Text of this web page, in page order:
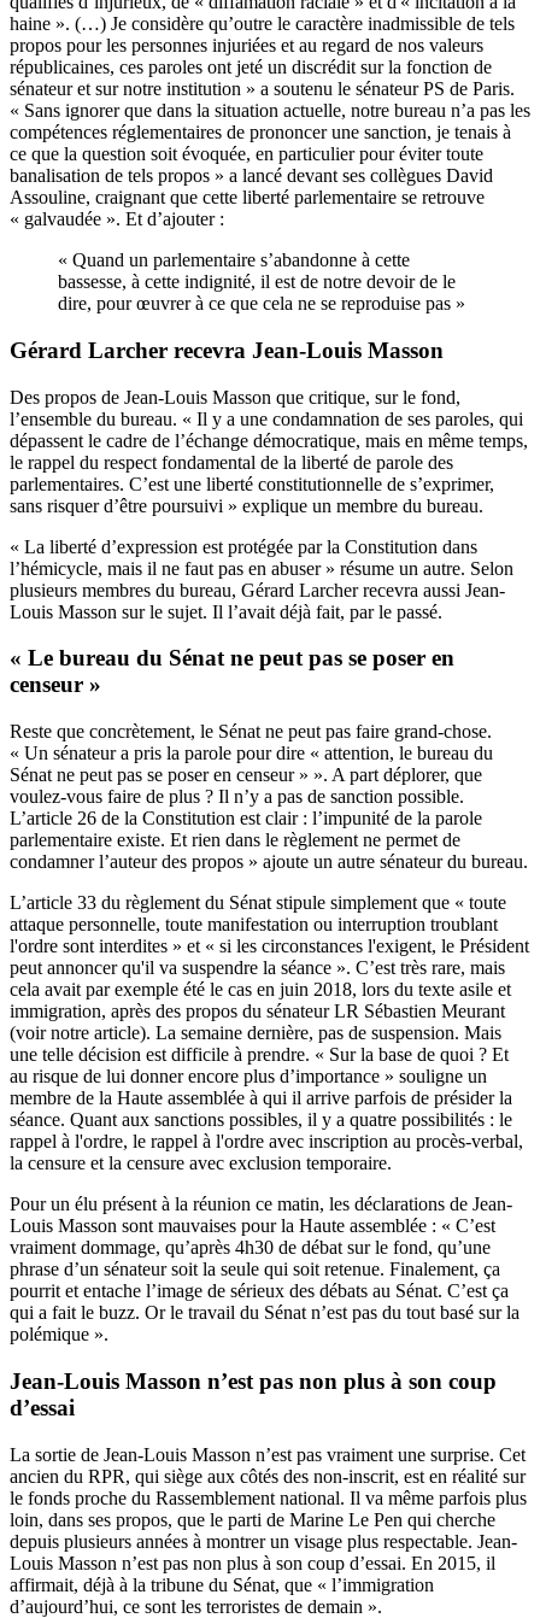
haine ». (…) Je considère qu’outre le caractère inadmissible de tels
propos pour les personnes injuriées et au regard de nos valeurs
républicaines, ces paroles ont jeté un discrédit sur la fonction de
sénateur et sur notre institution » a soutenu le sénateur PS de Paris.
« Sans ignorer que dans la situation actuelle, notre bureau n’a pas les
compétences réglementaires de prononcer une sanction, je tenais à
ce que la question soit évoquée, en particulier pour éviter toute
banalisation de tels propos » a lancé devant ses collègues David
Assouline, craignant que cette liberté parlementaire se retrouve
« galvaudée ». Et d’ajouter :
« Quand un parlementaire s’abandonne à cette
bassesse, à cette indignité, il est de notre devoir de le
dire, pour œuvrer à ce que cela ne se reproduise pas »
Gérard Larcher recevra Jean-Louis Masson
Des propos de Jean-Louis Masson que critique, sur le fond,
l’ensemble du bureau. « Il y a une condamnation de ses paroles, qui
dépassent le cadre de l’échange démocratique, mais en même temps,
le rappel du respect fondamental de la liberté de parole des
parlementaires. C’est une liberté constitutionnelle de s’exprimer,
sans risquer d’être poursuivi » explique un membre du bureau.
« La liberté d’expression est protégée par la Constitution dans
l’hémicycle, mais il ne faut pas en abuser » résume un autre. Selon
plusieurs membres du bureau, Gérard Larcher recevra aussi Jean-
Louis Masson sur le sujet. Il l’avait déjà fait, par le passé.
« Le bureau du Sénat ne peut pas se poser en
censeur »
Reste que concrètement, le Sénat ne peut pas faire grand-chose.
« Un sénateur a pris la parole pour dire « attention, le bureau du
Sénat ne peut pas se poser en censeur » ». A part déplorer, que
voulez-vous faire de plus ? Il n’y a pas de sanction possible.
L’article 26 de la Constitution est clair : l’impunité de la parole
parlementaire existe. Et rien dans le règlement ne permet de
condamner l’auteur des propos » ajoute un autre sénateur du bureau.
L’article 33 du règlement du Sénat stipule simplement que « toute
attaque personnelle, toute manifestation ou interruption troublant
l'ordre sont interdites » et « si les circonstances l'exigent, le Président
peut annoncer qu'il va suspendre la séance ». C’est très rare, mais
cela avait par exemple été le cas en juin 2018, lors du texte asile et
immigration, après des propos du sénateur LR Sébastien Meurant
(voir notre article). La semaine dernière, pas de suspension. Mais
une telle décision est difficile à prendre. « Sur la base de quoi ? Et
au risque de lui donner encore plus d’importance » souligne un
membre de la Haute assemblée à qui il arrive parfois de présider la
séance. Quant aux sanctions possibles, il y a quatre possibilités : le
rappel à l'ordre, le rappel à l'ordre avec inscription au procès-verbal,
la censure et la censure avec exclusion temporaire.
Pour un élu présent à la réunion ce matin, les déclarations de Jean-
Louis Masson sont mauvaises pour la Haute assemblée : « C’est
vraiment dommage, qu’après 4h30 de débat sur le fond, qu’une
phrase d’un sénateur soit la seule qui soit retenue. Finalement, ça
pourrit et entache l’image de sérieux des débats au Sénat. C’est ça
qui a fait le buzz. Or le travail du Sénat n’est pas du tout basé sur la
polémique ».
Jean-Louis Masson n’est pas non plus à son coup
d’essai
La sortie de Jean-Louis Masson n’est pas vraiment une surprise. Cet
ancien du RPR, qui siège aux côtés des non-inscrit, est en réalité sur
le fonds proche du Rassemblement national. Il va même parfois plus
loin, dans ses propos, que le parti de Marine Le Pen qui cherche
depuis plusieurs années à montrer un visage plus respectable. Jean-
Louis Masson n’est pas non plus à son coup d’essai. En 2015, il
affirmait, déjà à la tribune du Sénat, que « l’immigration
d’aujourd’hui, ce sont les terroristes de demain ».